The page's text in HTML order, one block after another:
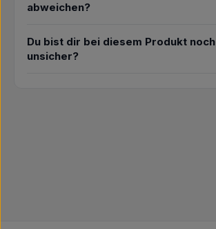
abweichen?
Du bist dir bei diesem Produkt noch
unsicher?